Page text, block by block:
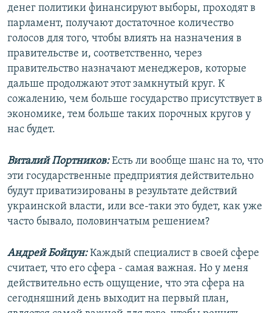
денег политики финансируют выборы, проходят в
парламент, получают достаточное количество
голосов для того, чтобы влиять на назначения в
правительстве и, соответственно, через
правительство назначают менеджеров, которые
дальше продолжают этот замкнутый круг. К
сожалению, чем больше государство присутствует в
экономике, тем больше таких порочных кругов у
нас будет.
Виталий Портников:Есть ли вообще шанс на то, что
эти государственные предприятия действительно
будут приватизированы в результате действий
украинской власти, или все-таки это будет, как уже
часто бывало, половинчатым решением?
Андрей Бойцун:Каждый специалист в своей сфере
считает, что его сфера - самая важная. Но у меня
действительно есть ощущение, что эта сфера на
сегодняшний день выходит на первый план,